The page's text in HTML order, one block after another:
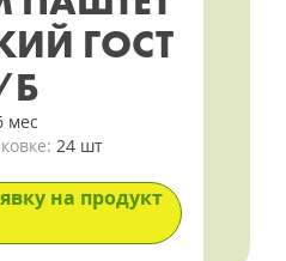
ГОСТ
Б
мес
24 шт
на продукт